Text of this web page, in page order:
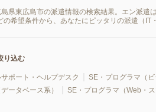
島県東広島市の派遣情報の検索結果。エン派
の希望条件から、あなたにピッタリの派遣（IT
り込む
ポート・ヘルプデスク SE・プログラマ（ビ
ータベース系）
SE・プログラマ（Web・ス